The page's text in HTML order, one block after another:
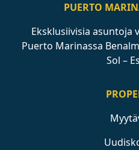
PUERTO
Eksklusiivisia asuntoja
Puerto Marinassa
Sol –